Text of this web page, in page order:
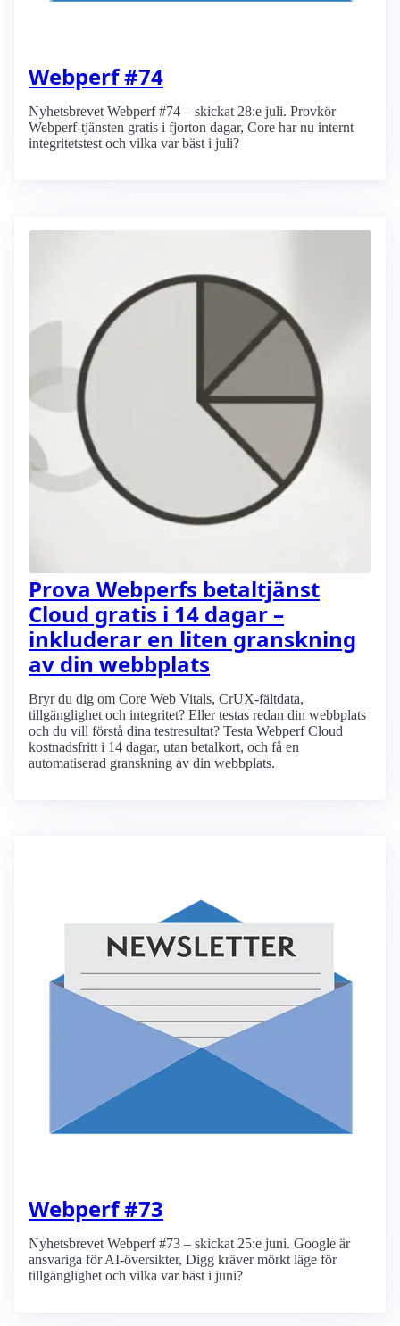
Webperf #74
Nyhetsbrevet Webperf #74 – skickat 28:e juli. Provkör
Webperf-tjänsten gratis i fjorton dagar, Core har nu internt
integritetstest och vilka var bäst i juli?
Prova Webperfs betaltjänst
Cloud gratis i 14 dagar –
inkluderar en liten granskning
av din webbplats
Bryr du dig om Core Web Vitals, CrUX-fältdata,
tillgänglighet och integritet? Eller testas redan din webbplats
och du vill förstå dina testresultat? Testa Webperf Cloud
kostnadsfritt i 14 dagar, utan betalkort, och få en
automatiserad granskning av din webbplats.
Webperf #73
Nyhetsbrevet Webperf #73 – skickat 25:e juni. Google är
ansvariga för AI-översikter, Digg kräver mörkt läge för
tillgänglighet och vilka var bäst i juni?